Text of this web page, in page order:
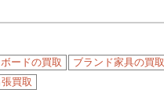
ードの買取 ブランド家具の買取
買取